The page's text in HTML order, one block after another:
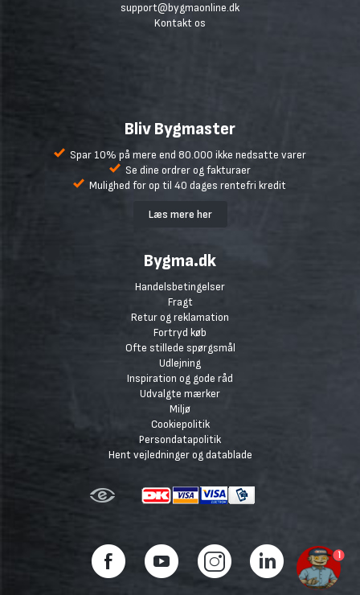
support@bygmaonline.dk
Kontakt os
Bliv Bygmaster
Spar 10% på mere end 80.000 ikke nedsatte varer
Se dine ordrer og fakturaer
Mulighed for op til 40 dages rentefri kredit
Læs mere her
Bygma.dk
Handelsbetingelser
Fragt
Retur og reklamation
Fortryd køb
Ofte stillede spørgsmål
Udlejning
Inspiration og gode råd
Udvalgte mærker
Miljø
Cookiepolitik
Persondatapolitik
Hent vejledninger og datablade
1